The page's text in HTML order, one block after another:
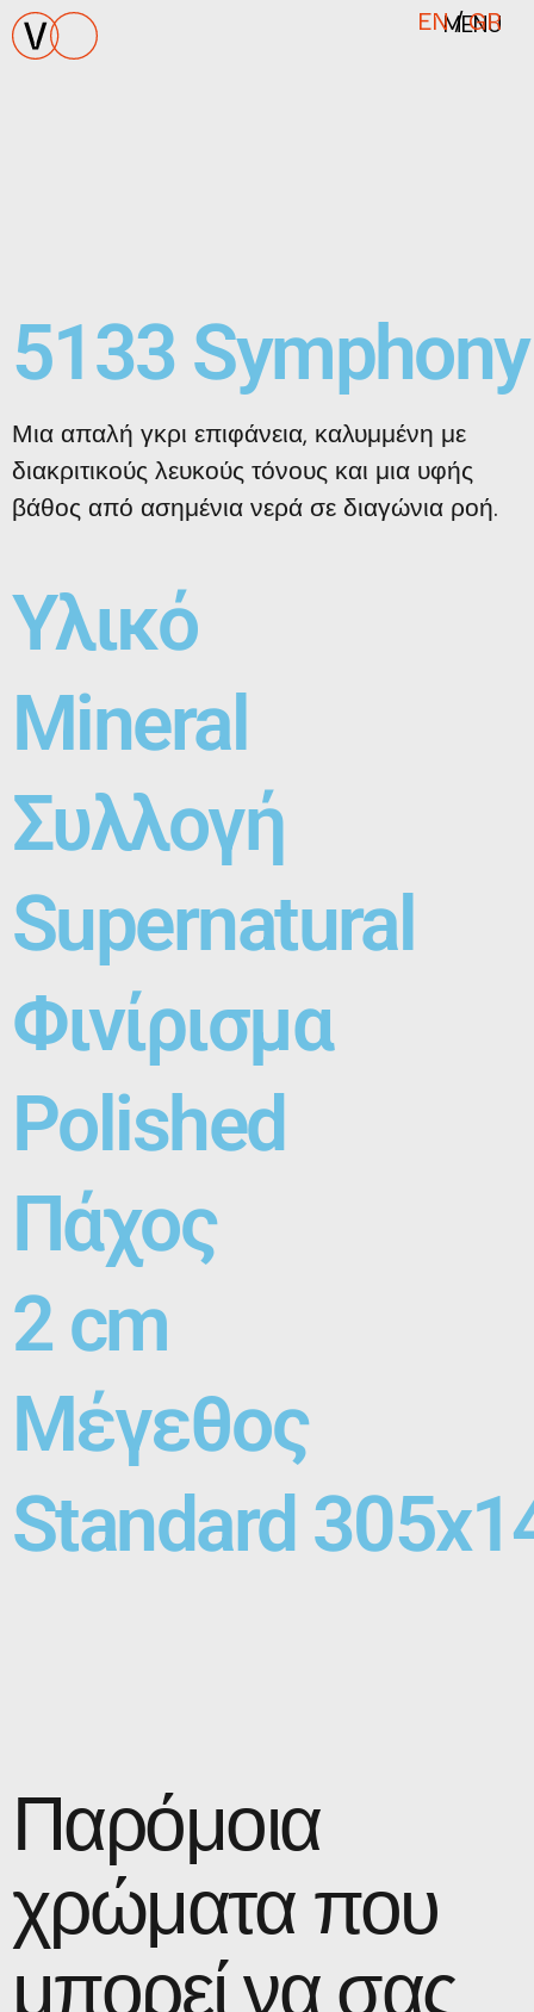
MENU
EN/GR
5133
Μια απαλή γκρι επιφάνεια, καλυμμένη με
διακριτικούς λευκούς τόνους και μια υφής
βάθος από ασημένια νερά σε διαγώνια ροή.
Υλικό
Mineral
Συλλογή
Supernatural
Φινίρισμα
Polished
Πάχος
2 cm
Μέγεθος
Standard
Παρόμοια
χρώματα που
μπορεί να σας